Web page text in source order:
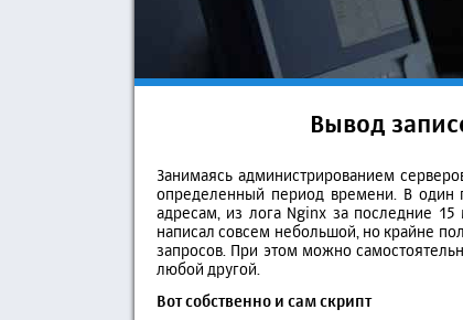
Вывод
Занимаясь администрированием
определенный период времени. В один
адресам, из лога Nginx за последние
написал совсем небольшой, но крайне
запросов. При этом можно
любой другой.
Вот собственно и сам скрипт